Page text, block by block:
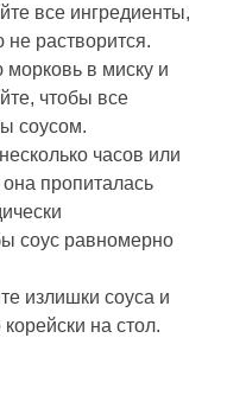
все ингредиенты,
не растворится.
в миску и
чтобы все
соусом.
часов или
пропиталась
соус равномерно
излишки соуса и
на стол.